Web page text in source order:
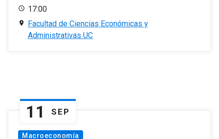
17:00
Facultad de Ciencias Económicas y
Administrativas UC
11 SEP
Macroeconomía